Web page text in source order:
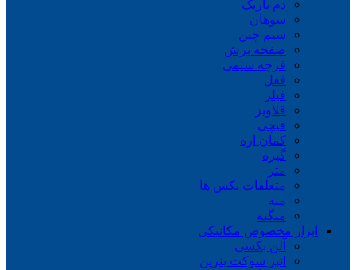
دم باریک
سوهان
سیم چین
صفحه برش
فرچه سیمی
ففل
فیلر
قلاویز
قیچی
کمان اره
گیره
متر
متعلقات بکس ها
مته
منگنه
ابزار مخصوص مکانیکی
آلن بکسی
انبر سوکت بنزین